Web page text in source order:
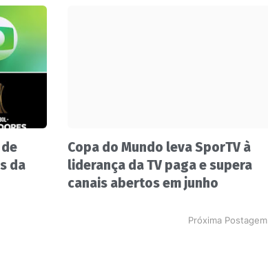
da
Copa do Mundo leva SporTV à
liderança da TV paga e supera
canais abertos em junho
Próxima Postagem